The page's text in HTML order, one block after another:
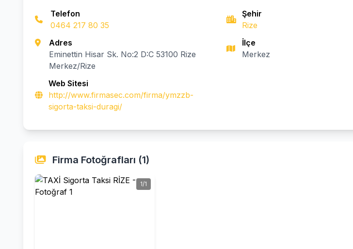
Telefon
0464 217 80 35
Adres
Eminettin Hisar Sk. No:2 D:C 53100 Rize
Merkez/Rize
Web Sitesi
http://www.firmasec.com/firma/ymzzb-
sigorta-taksi-duragi/
Şehir
Rize
İlçe
Merkez
Firma Fotoğrafları (1)
1/1